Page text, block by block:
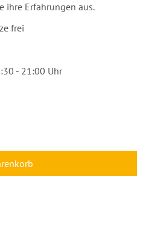
ihre Erfahrungen aus.
frei
- 21:00 Uhr